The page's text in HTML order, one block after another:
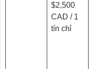
$2,500
CAD / 1
tín chỉ